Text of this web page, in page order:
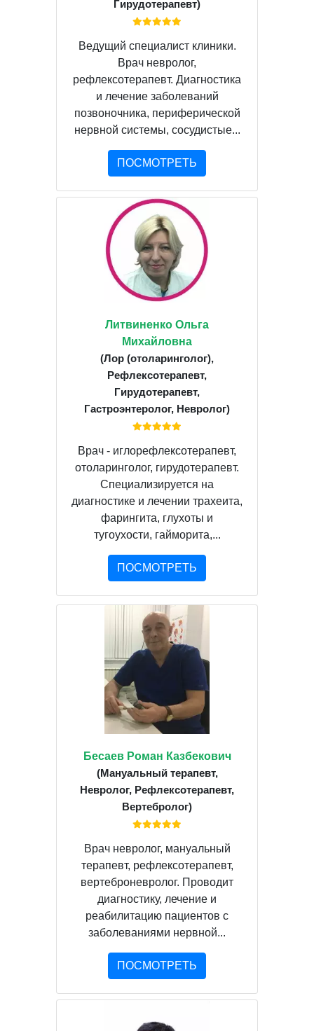
Гирудотерапевт)
Ведущий специалист клиники.
Врач невролог,
рефлексотерапевт. Диагностика
и лечение заболеваний
позвоночника, периферической
нервной системы, сосудистые...
ПОСМОТРЕТЬ
Литвиненко Ольга
Михайловна
(Лор (отоларинголог),
Рефлексотерапевт,
Гирудотерапевт,
Гастроэнтеролог, Невролог)
Врач - иглорефлексотерапевт,
отоларинголог, гирудотерапевт.
Специализируется на
диагностике и лечении трахеита,
фарингита, глухоты и
тугоухости, гайморита,...
ПОСМОТРЕТЬ
Бесаев Роман Казбекович
(Мануальный терапевт,
Невролог, Рефлексотерапевт,
Вертебролог)
Врач невролог, мануальный
терапевт, рефлексотерапевт,
вертеброневролог. Проводит
диагностику, лечение и
реабилитацию пациентов с
заболеваниями нервной...
ПОСМОТРЕТЬ